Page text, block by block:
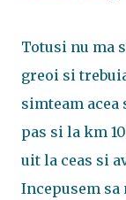
Totusi nu ma
greoi si
simteam acea
pas si la km
uit la ceas si
Incepusem sa